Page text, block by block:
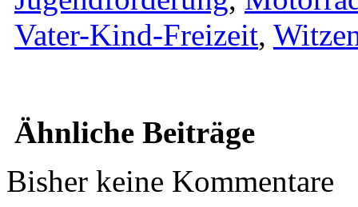
Vater-Kind-Freizeit,
Ähnliche Beiträge
Bisher keine Kommentare